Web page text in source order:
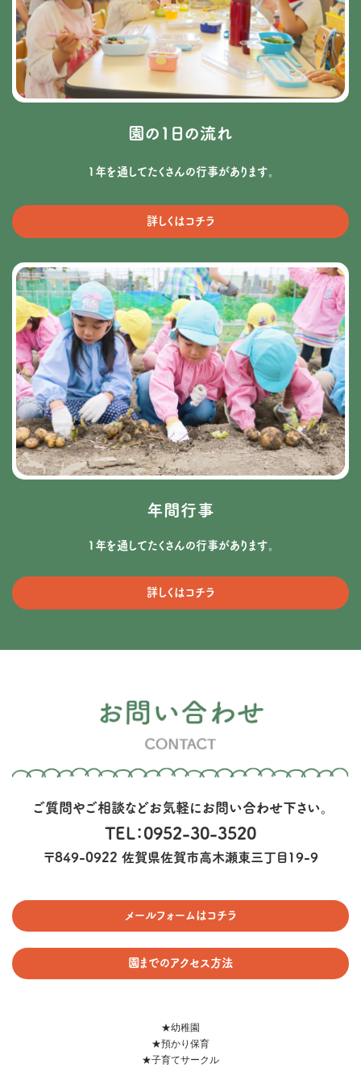
園の1日の流れ
1年を通してたくさんの行事があります。
詳しくはコチラ
年間行事
1年を通してたくさんの行事があります。
詳しくはコチラ
ご質問やご相談などお気軽にお問い合わせ下さい。
TEL：0952-30-3520
〒849-0922 佐賀県佐賀市高木瀬東三丁目19-9
メールフォームはコチラ
園までのアクセス方法
★幼稚園
★預かり保育
★子育てサークル